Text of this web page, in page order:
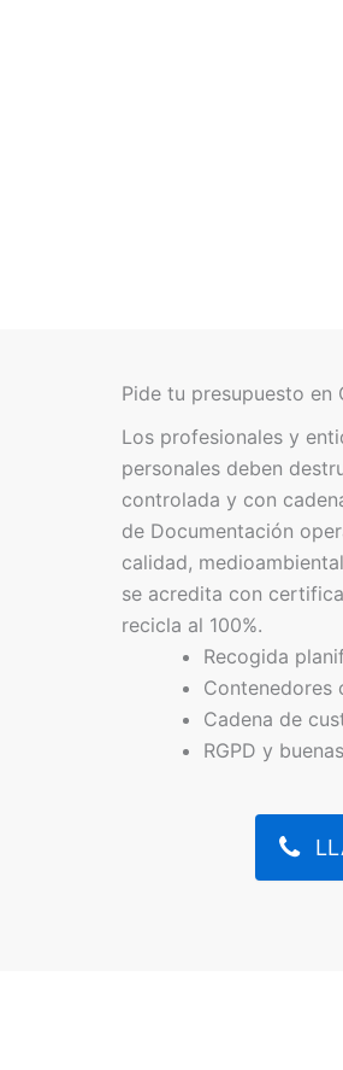
Pide tu presupuesto en
Los profesionales y
personales deben
controlada y con
de Documentación
calidad,
se acredita con
recicla al 100%.
Recogida
Contenedores
Cadena de
RGPD y